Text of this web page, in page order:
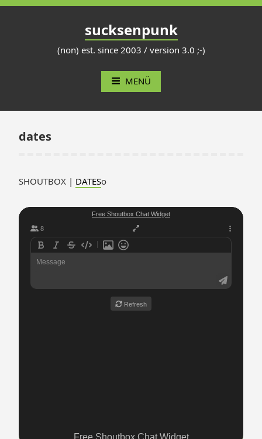
Zum
sucksenpunk
(non) est. since 2003 / version 3.0 ;-)
MENÜ
dates
SHOUTBOX | DATESo